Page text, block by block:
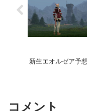
新生エオルゼア予
コメント